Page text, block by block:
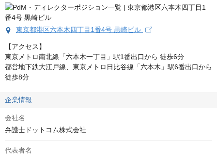
東京都港区六本木四丁目1番4号 黒崎ビル
【アクセス】
東京メトロ南北線「六本木一丁目」駅1番出口から 徒歩6分
都営地下鉄大江戸線、東京メトロ日比谷線「六本木」駅6番出口から
徒歩8分
企業情報
会社名
弁護士ドットコム株式会社
代表者名